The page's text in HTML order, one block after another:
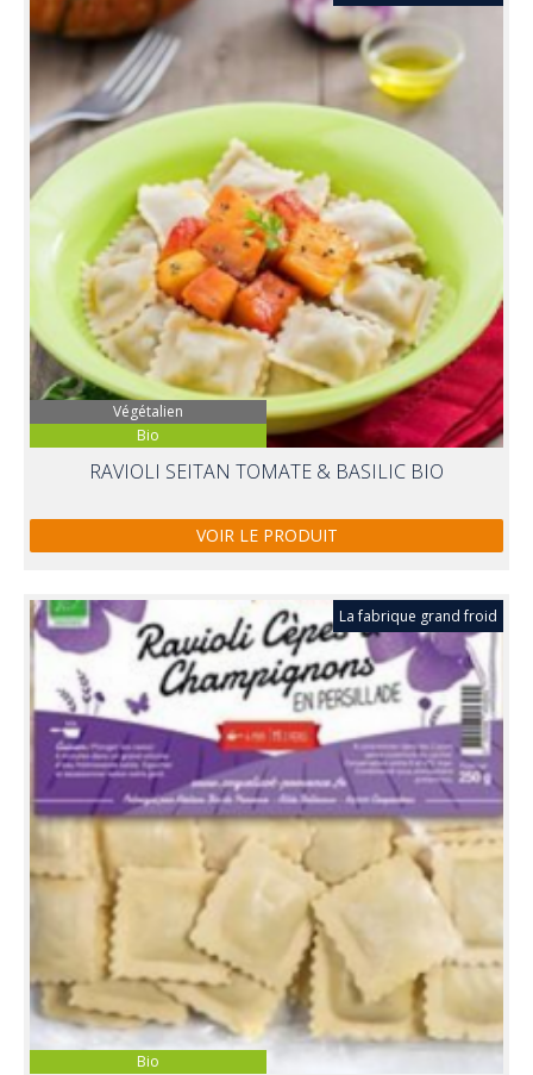
Bio
Végétalien
RAVIOLI SEITAN TOMATE & BASILIC BIO
VOIR LE PRODUIT
La fabrique grand froid
Bio